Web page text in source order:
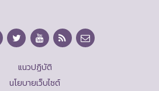
แนวปฏิบัติ
นโยบายเว็บไซต์